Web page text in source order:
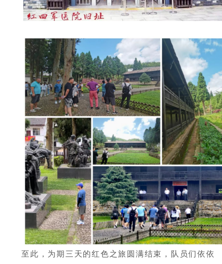
至此，为期三天的红色之旅圆满结束，队员们依依